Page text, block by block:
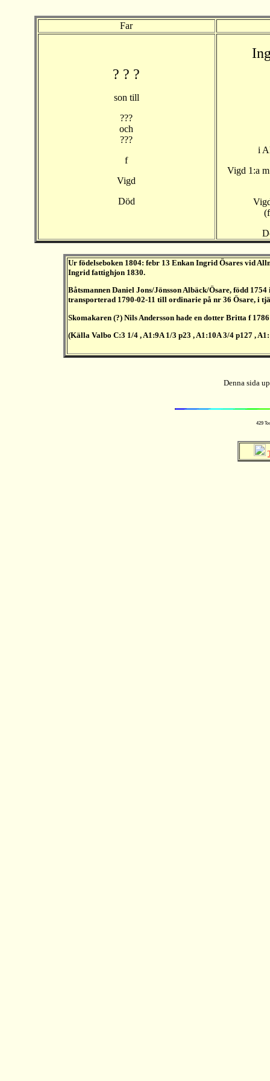
Far
? ? ?
son till
???
och
???
f
Vigd
Död
i
Vigd 1:a
Ur födelseboken 1804: febr 13 Enkan Ingrid Ösares vid
Ingrid fattighjon 1830.
Båtsmannen Daniel Jons/Jönsson Albäck/Ösare, född
transporterad 1790-02-11 till ordinarie på nr 36 Ösare, i
Skomakaren (?) Nils Andersson hade en dotter Britta f
(Källa Valbo C:3 1/4 , A1:9A 1/3 p23 , A1:10A 3/4 p127 ,
Denna sida